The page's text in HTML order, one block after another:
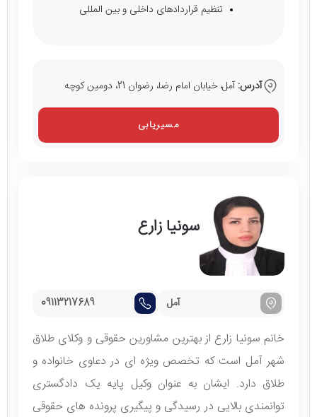
تنظیم قراردادهای داخلی و بین المللی
آدرس:آمل، خیابان امام رضا، رضوان 21، دومین کوچه
مسیریابی
سونیا زارع
آمل 09113217689
خانم سونیا زارع از بهترین مشاورین حقوقی و وکلای طلاق
شهر آمل است که تخصص ویژه ای در دعاوی خانواده و
طلاق دارد. ایشان به عنوان وکیل پایه یک دادگستری
توانمندی بالایی در رسیدگی و پیگیری پرونده های حقوقی